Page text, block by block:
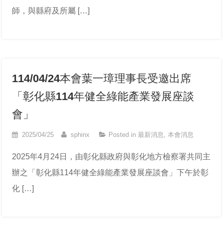
師，與縣府及所屬 […]
114/04/24本會葉一璋理事長受邀出席
「彰化縣114年健全綠能產業發展座談
會」
2025/04/25 sphinx Posted in最新消息 ,本會消息
2025年4月24日，由彰化縣政府與彰化地方檢察署共同主
辦之「彰化縣114年健全綠能產業發展座談會」下午於彰
化 […]